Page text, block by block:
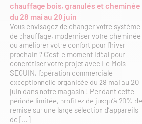
chauffage bois, granulés et cheminée
du 28 mai au 20 juin
Vous envisagez de changer votre système
de chauffage, moderniser votre cheminée
ou améliorer votre confort pour l’hiver
prochain ? C’est le moment idéal pour
concrétiser votre projet avec Le Mois
SEGUIN, l’opération commerciale
exceptionnelle organisée du 28 mai au 20
juin dans notre magasin ! Pendant cette
période limitée, profitez de jusqu’à 20% de
remise sur une large sélection d’appareils
de […]